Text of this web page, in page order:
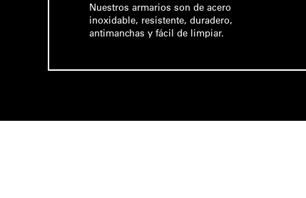
Nuestros armarios son de acero
inoxidable, resistente, duradero,
antimanchas y fácil de limpiar.